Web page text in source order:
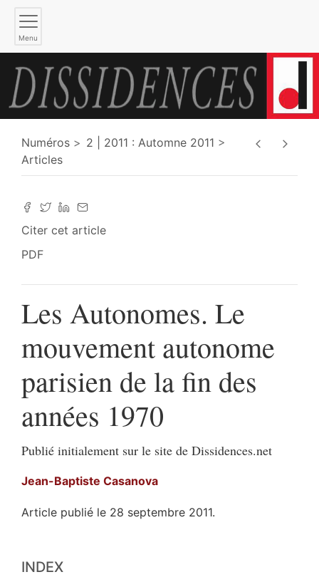
Menu
Numéros
2 | 2011 : Automne 2011
Articles
Citer cet article
PDF
Les Autonomes. Le
mouvement autonome
parisien de la fin des
années 1970
Publié initialement sur le site de Dissidences.net
Jean-Baptiste Casanova
Article publié le 28 septembre 2011.
Plan
INDEX